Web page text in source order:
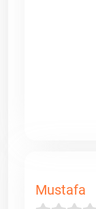
Mustafa